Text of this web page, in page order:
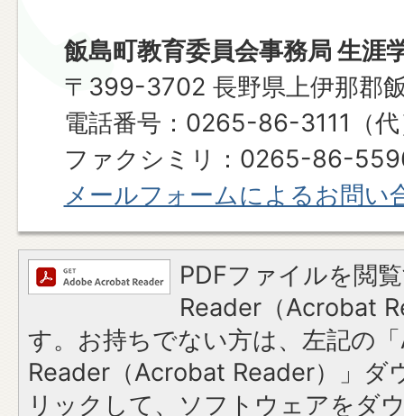
飯島町教育委員会事務局 生涯
〒399-3702 長野県上伊那郡
電話番号：0265-86-3111（代
ファクシミリ：0265-86-
メールフォームによるお問い
PDFファイルを閲
Reader（Acrobat
す。お持ちでない方は、左記の
Reader（Acrobat Reader）」ダ
リックして、ソフトウェアをダ